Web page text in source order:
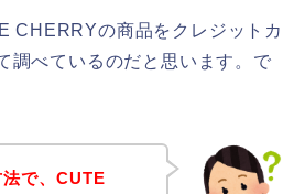
CHERRYの商品をクレジットカ
調べているのだと思います。で
で、CUTE